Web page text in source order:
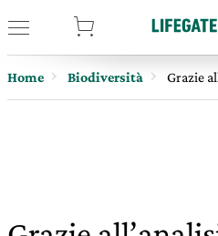
Home Biodiversità Grazie